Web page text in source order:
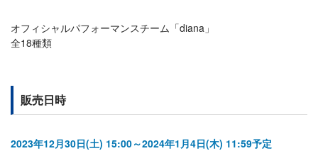
オフィシャルパフォーマンスチーム「diana」
全18種類
販売日時
2023年12月30日(土) 15:00～2024年1月4日(木) 11:59予定